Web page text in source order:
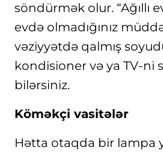
söndürmək olur. “Ağıllı
evdə olmadığınız
vəziyyətdə qalmış
kondisioner və ya TV-ni
bilərsiniz.
Köməkçi vasitələr
Hətta otaqda bir lampa